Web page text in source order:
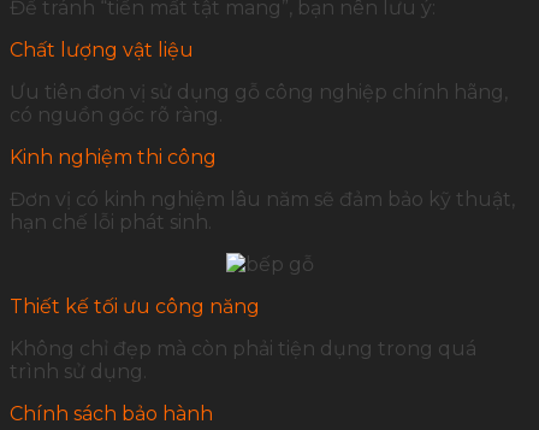
Để tránh “tiền mất tật mang”, bạn nên lưu ý:
Chất lượng vật liệu
Ưu tiên đơn vị sử dụng gỗ công nghiệp chính hãng,
có nguồn gốc rõ ràng.
Kinh nghiệm thi công
Đơn vị có kinh nghiệm lâu năm sẽ đảm bảo kỹ thuật,
hạn chế lỗi phát sinh.
Thiết kế tối ưu công năng
Không chỉ đẹp mà còn phải tiện dụng trong quá
trình sử dụng.
Chính sách bảo hành